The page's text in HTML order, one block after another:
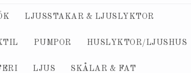
LJUSSTAKAR & LJUSLYKTOR
PUMPOR HUSLYKTOR/LJUSHUS
LJUS SKÅLAR & FAT